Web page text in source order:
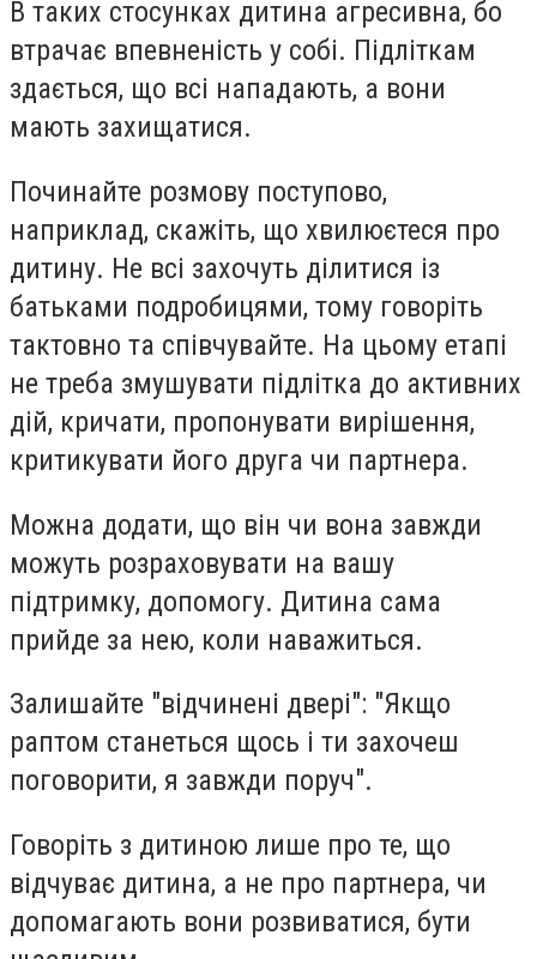
В таких стосунках дитина агресивна, бо
втрачає впевненість у собі. Підліткам
здається, що всі нападають, а вони
мають захищатися.
Починайте розмову поступово,
наприклад, скажіть, що хвилюєтеся про
дитину. Не всі захочуть ділитися із
батьками подробицями, тому говоріть
тактовно та співчувайте. На цьому етапі
не треба змушувати підлітка до активних
дій, кричати, пропонувати вирішення,
критикувати його друга чи партнера.
Можна додати, що він чи вона завжди
можуть розраховувати на вашу
підтримку, допомогу. Дитина сама
прийде за нею, коли наважиться.
Залишайте "відчинені двері": "Якщо
раптом станеться щось і ти захочеш
поговорити, я завжди поруч".
Говоріть з дитиною лише про те, що
відчуває дитина, а не про партнера, чи
допомагають вони розвиватися, бути